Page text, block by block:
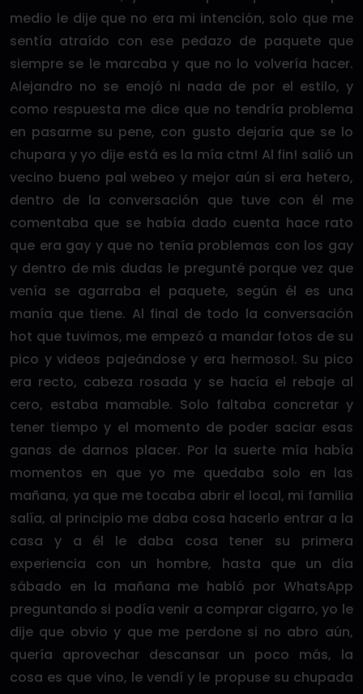
medio le dije que no era mi intención, solo que me
sentía atraído con ese pedazo de paquete que
siempre se le marcaba y que no lo volvería hacer.
Alejandro no se enojó ni nada de por el estilo, y
como respuesta me dice que no tendría problema
en pasarme su pene, con gusto dejaría que se lo
chupara y yo dije está es la mía ctm! Al fin! salió un
vecino bueno pal webeo y mejor aún si era hetero,
dentro de la conversación que tuve con él me
comentaba que se había dado cuenta hace rato
que era gay y que no tenía problemas con los gay
y dentro de mis dudas le pregunté porque vez que
venía se agarraba el paquete, según él es una
manía que tiene. Al final de todo la conversación
hot que tuvimos, me empezó a mandar fotos de su
pico y videos pajeándose y era hermoso!. Su pico
era recto, cabeza rosada y se hacía el rebaje al
cero, estaba mamable. Solo faltaba concretar y
tener tiempo y el momento de poder saciar esas
ganas de darnos placer. Por la suerte mía había
momentos en que yo me quedaba solo en las
mañana, ya que me tocaba abrir el local, mi familia
salía, al principio me daba cosa hacerlo entrar a la
casa y a él le daba cosa tener su primera
experiencia con un hombre, hasta que un día
sábado en la mañana me habló por WhatsApp
preguntando si podía venir a comprar cigarro, yo le
dije que obvio y que me perdone si no abro aún,
quería aprovechar descansar un poco más, la
cosa es que vino, le vendí y le propuse su chupada